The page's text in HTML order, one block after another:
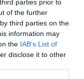
parties prior to
of the further
third parties on the
information may
the IAB’s List of
disclose it to other
νέα για